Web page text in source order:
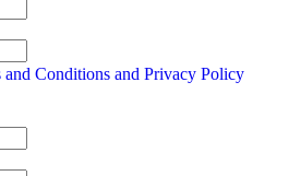
and Conditions and Privacy Policy